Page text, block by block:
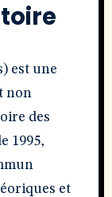
est une
non
des
1995,
et